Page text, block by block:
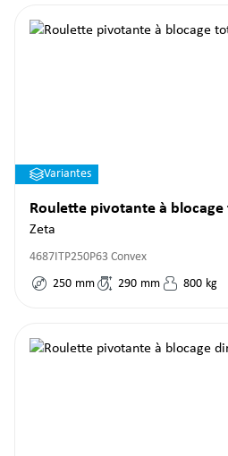
Variantes
Roulette pivotante à
Zeta
4687ITP250P63 Convex
250 mm 290 mm 800 kg